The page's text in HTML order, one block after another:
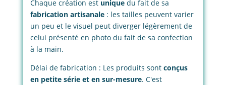
Chaque création est uniquedu fait de sa
fabrication artisanale: les tailles peuvent varier
un peu et le visuel peut diverger légèrement de
celui présenté en photo du fait de sa confection
à la main.
Délai de fabrication : Les produits sont conçus
en petite série et en sur-mesure. C'est